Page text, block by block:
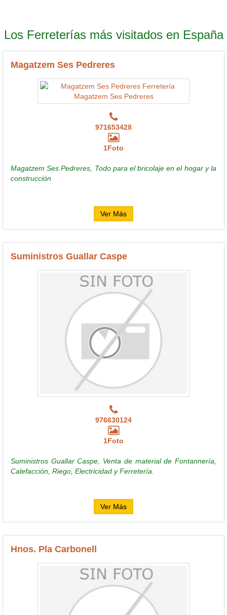
Los Ferreterías más visitados en España
Magatzem Ses Pedreres
971653428
1Foto
Magatzem Ses Pedreres, Todo para el bricolaje en el hogar y la
construcción
Ver Más
Suministros Guallar Caspe
976630124
1Foto
Suministros Guallar Caspe, Venta de material de Fontannería,
Calefacción, Riego, Electricidad y Ferretería.
Ver Más
Hnos. Pla Carbonell